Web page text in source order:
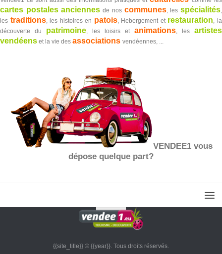
cartes postales anciennes de nos communes, lesspécialités,
les traditions, les histoires en patois, Hebergement et restauration, la
découverte du patrimoine, les loisirs et animations, les artistes
vendéens et la vie des associations vendéennes, ...
VENDEE1 vous
dépose quelque part?
{{site_title}} © {{year}}. Tous droits réservés.